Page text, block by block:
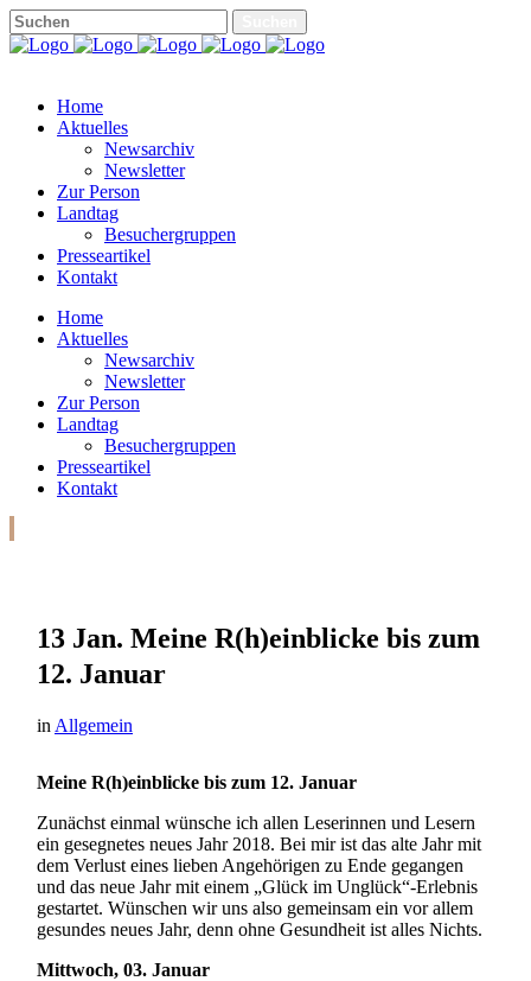
Home
Aktuelles
Newsarchiv
Newsletter
Zur Person
Landtag
Besuchergruppen
Presseartikel
Kontakt
Home
Aktuelles
Newsarchiv
Newsletter
Zur Person
Landtag
Besuchergruppen
Presseartikel
Kontakt
13 Jan. Meine R(h)einblicke bis zum
12. Januar
in Allgemein
Meine R(h)einblicke bis zum 12. Januar
Zunächst einmal wünsche ich allen Leserinnen und Lesern
ein gesegnetes neues Jahr 2018. Bei mir ist das alte Jahr mit
dem Verlust eines lieben Angehörigen zu Ende gegangen
und das neue Jahr mit einem „Glück im Unglück“-Erlebnis
gestartet. Wünschen wir uns also gemeinsam ein vor allem
gesundes neues Jahr, denn ohne Gesundheit ist alles Nichts.
Mittwoch, 03. Januar